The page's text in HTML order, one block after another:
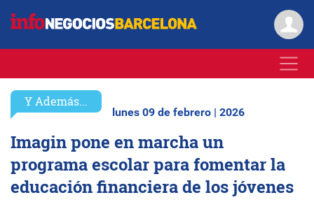
Y Además...
lunes 09 de febrero | 2026
Imagin pone en marcha un
programa escolar para fomentar la
educación financiera de los jóvenes